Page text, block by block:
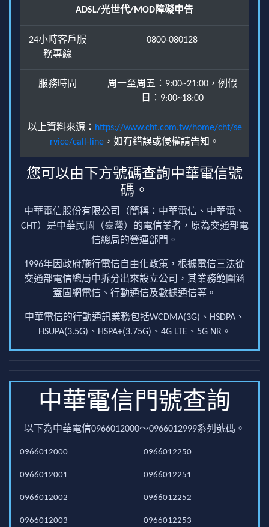
ADSL/光世代/MOD障礙申告
24小時客戶服
務專線
0800-080128
服務時間
周一至周五：9:00~21:00，例假
日：9:00~18:00
以上資料來源： https://www.cht.com.tw/home/cht/se
rvice/call-line ，如有錯誤或侵權請告知。
您可以由下方號碼查詢中華電信號
碼。
中華電信股份有限公司（簡稱：中華電信、中華電、
CHT）是中華民國（臺灣）的電信業者，原為交通部電
信總局的營運部門。
1996年因政府施行電信自由化政策，根據電信三法從
交通部電信總局中拆分出來設立公司，其業務範圍涵
蓋固網電信、行動通信及數據通信等。
中華電信的行動通訊業務包括WCDMA(3G)、HSDPA、
HSUPA(3.5G)、HSPA+(3.75G)、4G LTE、5G NR。
中華電信門號查詢
以下為中華電信0966012000～0966012999系列號碼。
0966012000
0966012001
0966012002
0966012003
0966012250
0966012251
0966012252
0966012253